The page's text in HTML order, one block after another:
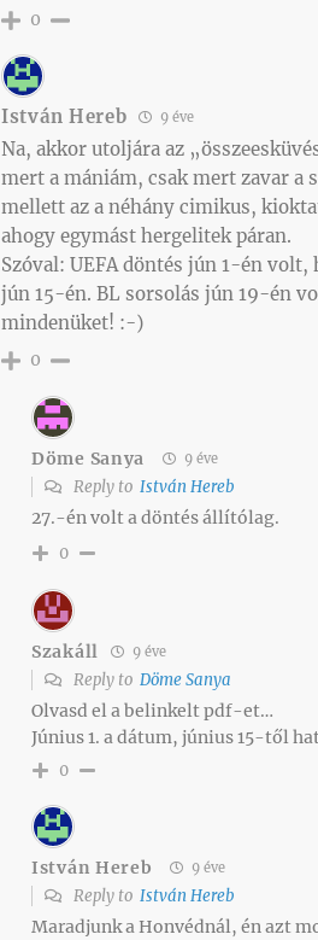
0
István Hereb 9 éve
Na, akkor utoljára az
mert a mániám, csak mert zavar a
mellett az a néhány cimikus,
ahogy egymást hergelitek páran.
Szóval: UEFA döntés jún 1-én
jún 15-én. BL sorsolás jún 19-én
mindenüket! :-)
0
Döme Sanya 9 éve
Reply to István Hereb
27.-én volt a döntés állítólag.
0
Szakáll 9 éve
Reply to Döme Sanya
Olvasd el a belinkelt pdf-et…
Június 1. a dátum, június 15-től
0
István Hereb 9 éve
Reply to István Hereb
Maradjunk a Honvédnál, én azt